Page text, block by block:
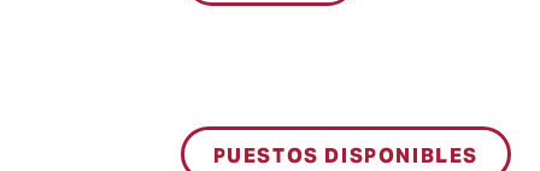
PUESTOS DISPONIBLES